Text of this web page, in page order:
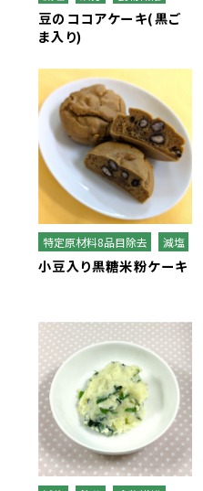
全学栄製品・全学栄
学校給食用カル
蒸し挽き割り大豆
白花豆&白いんげ
スクール糸かまぼ
スクールちくわ
全学栄 野菜ミッ
全学栄 枝豆とじ
豆のココアケーキ(黒ご
ま入り)
特定原材料8品目除去 減塩
小豆入り黒糖米粉ケーキ